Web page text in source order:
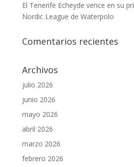
El Tenerife Echeyde vence en su
Nordic League de Waterpolo
Comentarios recientes
Archivos
julio 2026
junio 2026
mayo 2026
abril 2026
marzo 2026
febrero 2026